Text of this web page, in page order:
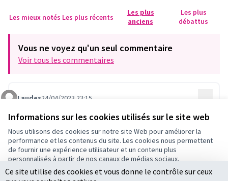
Informations sur les cookies utilisés sur le site web
Nous utilisons des cookies sur notre site Web pour améliorer la
performance et les contenus du site. Les cookies nous permettent
de fournir une expérience utilisateur et un contenu plus
personnalisés à partir de nos canaux de médias sociaux.
Tout accepter
Les mieux notés Les plus récents
Les plus
anciens
Les plus
débattus
Vous ne voyez qu'un seul commentaire
Voir tous les commentaires
Commentaire 740
Laudes24/04/2023 23:15
Ce projet a fait l'unanimité des membres du conseil de
maison de la Maison pour tous Jacques Tati et
permettrait d'utiliser les gradins pour différents
spectacles, quelque soit le temps, avec une scène qui
est déjà abritée.
0 0
Ce site utilise des cookies et vous donne le contrôle sur ceux